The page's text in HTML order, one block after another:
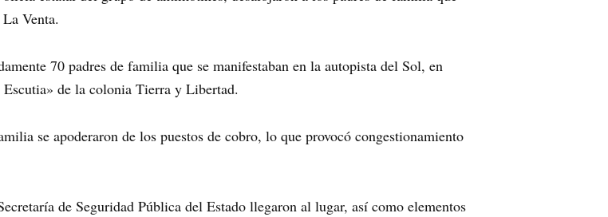
Venta.
70 padres de familia que se manifestaban en la autopista del Sol, en
de la colonia Tierra y Libertad.
se apoderaron de los puestos de cobro, lo que provocó congestionamiento
de Seguridad Pública del Estado llegaron al lugar, así como elementos